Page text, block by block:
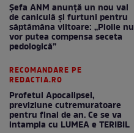
Șefa ANM anunță un nou val
de caniculă și furtuni pentru
săptămâna viitoare: „Ploile nu
vor putea compensa seceta
pedologică”
RECOMANDARE PE
REDACTIA.RO
Profetul Apocalipsei,
previziune cutremuratoare
pentru final de an. Ce se va
intampla cu LUMEA e TERIBIL